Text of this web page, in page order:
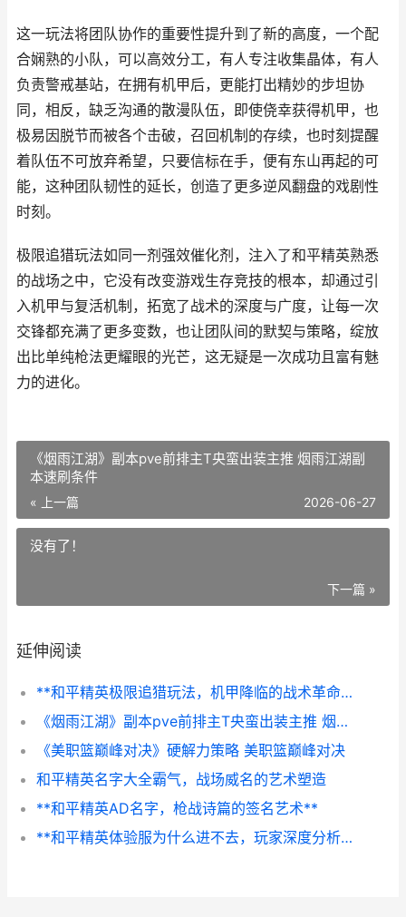
这一玩法将团队协作的重要性提升到了新的高度，一个配
合娴熟的小队，可以高效分工，有人专注收集晶体，有人
负责警戒基站，在拥有机甲后，更能打出精妙的步坦协
同，相反，缺乏沟通的散漫队伍，即使侥幸获得机甲，也
极易因脱节而被各个击破，召回机制的存续，也时刻提醒
着队伍不可放弃希望，只要信标在手，便有东山再起的可
能，这种团队韧性的延长，创造了更多逆风翻盘的戏剧性
时刻。
极限追猎玩法如同一剂强效催化剂，注入了和平精英熟悉
的战场之中，它没有改变游戏生存竞技的根本，却通过引
入机甲与复活机制，拓宽了战术的深度与广度，让每一次
交锋都充满了更多变数，也让团队间的默契与策略，绽放
出比单纯枪法更耀眼的光芒，这无疑是一次成功且富有魅
力的进化。
《烟雨江湖》副本pve前排主T央蛮出装主推 烟雨江湖副
本速刷条件
« 上一篇 2026-06-27
没有了！
下一篇 »
延伸阅读
**和平精英极限追猎玩法，机甲降临的战术革命**
《烟雨江湖》副本pve前排主T央蛮出装主推 烟雨江湖副本速刷条件
《美职篮巅峰对决》硬解力策略 美职篮巅峰对决
和平精英名字大全霸气，战场威名的艺术塑造
**和平精英AD名字，枪战诗篇的签名艺术**
**和平精英体验服为什么进不去，玩家深度分析与排障指南，副标题，体验服登录难题的全面解析与解决思路探秘**